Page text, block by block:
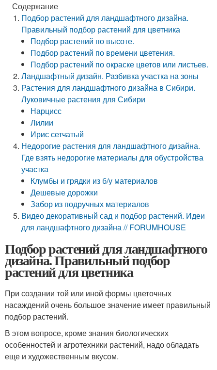
Содержание
Подбор растений для ландшафтного дизайна.
Правильный подбор растений для цветника
Подбор растений по высоте.
Подбор растений по времени цветения.
Подбор растений по окраске цветов или листьев.
Ландшафтный дизайн. Разбивка участка на зоны
Растения для ландшафтного дизайна в Сибири.
Луковичные растения для Сибири
Нарцисс
Лилии
Ирис сетчатый
Недорогие растения для ландшафтного дизайна.
Где взять недорогие материалы для обустройства
участка
Клумбы и грядки из б/у материалов
Дешевые дорожки
Забор из подручных материалов
Видео декоративный сад и подбор растений. Идеи
для ландшафтного дизайна // FORUMHOUSE
Подбор растений для ландшафтного
дизайна. Правильный подбор
растений для цветника
При создании той или иной формы цветочных
насаждений очень большое значение имеет правильный
подбор растений.
В этом вопросе, кроме знания биологических
особенностей и агротехники растений, надо обладать
еще и художественным вкусом.